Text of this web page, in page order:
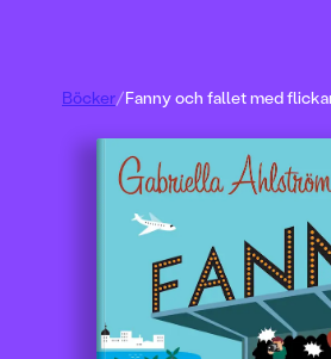
Böcker/Fanny och fallet med